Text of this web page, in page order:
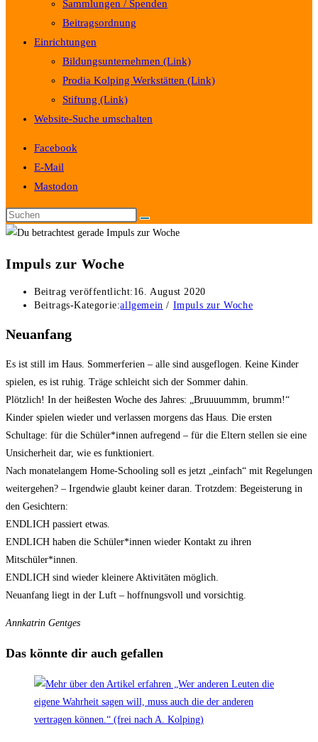
Sammlungen / Spenden
Beitragsordnung
Einrichtungen
Bildungsunternehmen (Link)
Prodia Kolping Werkstätten (Link)
Stiftung (Link)
Website-Suche umschalten
Facebook
E-Mail
Mastodon
Impuls zur Woche
Beitrag veröffentlicht: 16. August 2020
Beitrags-Kategorie:allgemein / Impuls zur Woche
Neuanfang
Es ist still im Haus. Sommerferien – alle sind ausgeflogen. Keine Kinder
spielen, es ist ruhig. Träge schleicht sich der Sommer dahin.
Plötzlich! In der heißesten Woche des Jahres: „Bruuuummm, brumm!“
Kinder spielen wieder und verlassen morgens das Haus. Die ersten
Schultage: für die Schüler*innen aufregend – für die Eltern stellen sie eine
Unsicherheit dar, wie es funktioniert.
Nach monatelangem Home-Schooling soll es jetzt „einfach“ mit Regelungen
weitergehen? – Irgendwie glaubt keiner daran. Trotzdem: Begeisterung in
den Gesichtern:
ENDLICH passiert etwas.
ENDLICH haben die Schüler*innen wieder Kontakt zu ihren
Mitschüler*innen.
ENDLICH sind wieder kleinere Aktivitäten möglich.
Neuanfang liegt in der Luft – hoffnungsvoll und vorsichtig.
Annkatrin Gentges
Das könnte dir auch gefallen